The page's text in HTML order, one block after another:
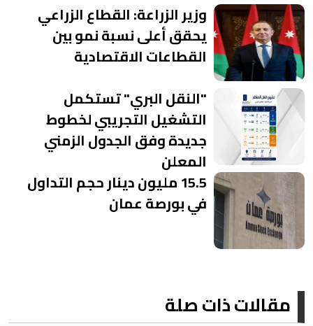
وزير الزراعة: القطاع الزراعي
يحقق أعلى نسبة نمو بين
القطاعات الاقتصادية
"النقل البري" تستكمل
التشغيل التجريبي لخطوط
جديدة وفق الجدول الزمني
المعلن
15.5 مليون دينار حجم التداول
في بورصة عمان
مقالات ذات صلة